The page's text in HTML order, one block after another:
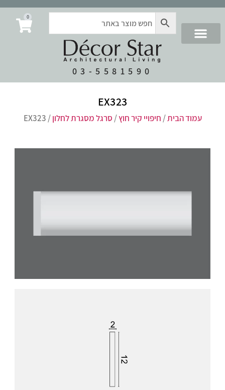
03-5581590
0
EX323
עמוד הבית/ חיפויי קיר חוץ/ סרגל מסגרת לחלון/ EX323